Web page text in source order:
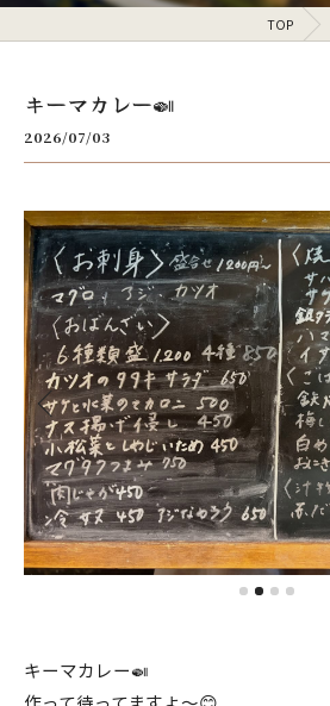
TOP
キーマカレー🍛
2026/07/03
キーマカレー🍛